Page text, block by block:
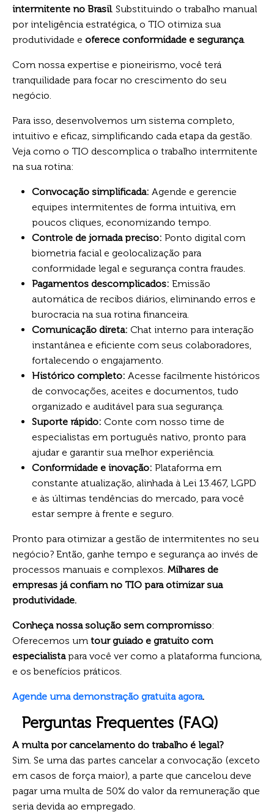
intermitente no Brasil. Substituindo o trabalho manual
por inteligência estratégica, o TIO otimiza sua
produtividade e oferece conformidade e segurança.
Com nossa expertise e pioneirismo, você terá
tranquilidade para focar no crescimento do seu
negócio.
Para isso, desenvolvemos um sistema completo,
intuitivo e eficaz, simplificando cada etapa da gestão.
Veja como o TIO descomplica o trabalho intermitente
na sua rotina:
Convocação simplificada: Agende e gerencie
equipes intermitentes de forma intuitiva, em
poucos cliques, economizando tempo.
Controle de jornada preciso: Ponto digital com
biometria facial e geolocalização para
conformidade legal e segurança contra fraudes.
Pagamentos descomplicados: Emissão
automática de recibos diários, eliminando erros e
burocracia na sua rotina financeira.
Comunicação direta: Chat interno para interação
instantânea e eficiente com seus colaboradores,
fortalecendo o engajamento.
Histórico completo: Acesse facilmente históricos
de convocações, aceites e documentos, tudo
organizado e auditável para sua segurança.
Suporte rápido: Conte com nosso time de
especialistas em português nativo, pronto para
ajudar e garantir sua melhor experiência.
Conformidade e inovação: Plataforma em
constante atualização, alinhada à Lei 13.467, LGPD
e às últimas tendências do mercado, para você
estar sempre à frente e seguro.
Pronto para otimizar a gestão de intermitentes no seu
negócio? Então, ganhe tempo e segurança ao invés de
processos manuais e complexos. Milhares de
empresas já confiam no TIO para otimizar sua
produtividade.
Conheça nossa solução sem compromisso:
Oferecemos um tour guiado e gratuito com
especialistapara você ver como a plataforma funciona,
e os benefícios práticos.
Agende uma demonstração gratuita agora.
Perguntas Frequentes (FAQ)
A multa por cancelamento do trabalho é legal?
Sim. Se uma das partes cancelar a convocação (exceto
em casos de força maior), a parte que cancelou deve
pagar uma multa de 50% do valor da remuneração que
seria devida ao empregado.